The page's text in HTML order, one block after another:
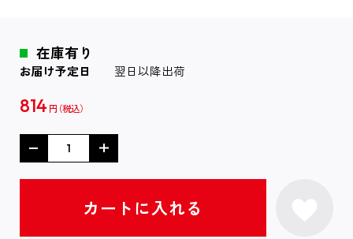
在庫有り
お届け予定日 翌日以降出荷
814 円